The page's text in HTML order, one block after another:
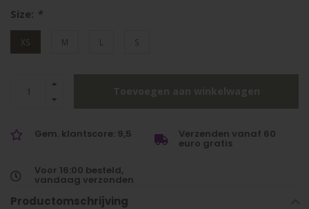
Size: *
XS M L S
Gem. klantscore: 9,5 Verzenden vanaf 60
euro gratis
Voor 16:00 besteld,
vandaag verzonden
Productomschrijving